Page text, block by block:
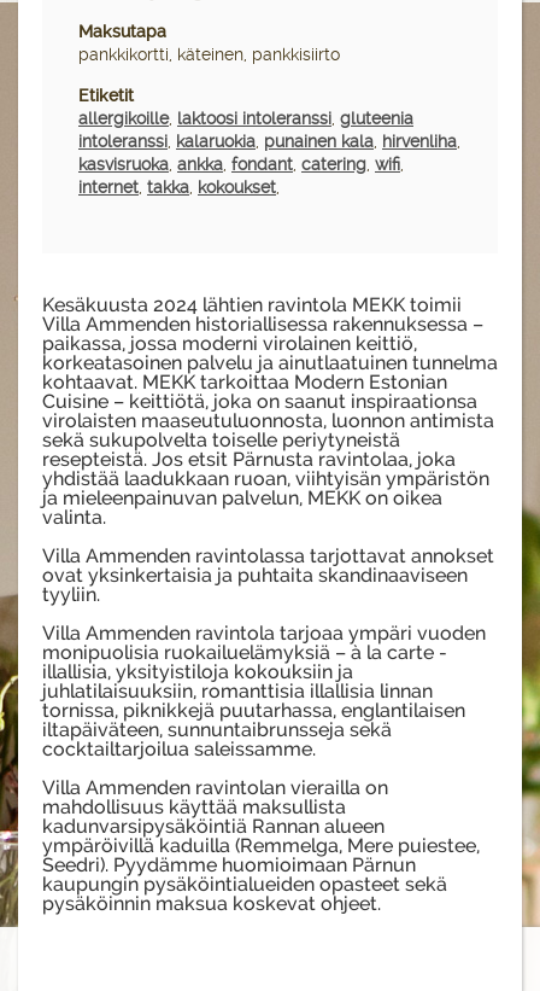
Maksutapa
pankkikortti, käteinen, pankkisiirto
Etiketit
allergikoille, laktoosi intoleranssi, gluteenia
intoleranssi, kalaruokia, punainen kala, hirvenliha,
kasvisruoka, ankka, fondant, catering, wifi,
internet, takka, kokoukset,
Kesäkuusta 2024 lähtien ravintola MEKK toimii
Villa Ammenden historiallisessa rakennuksessa –
paikassa, jossa moderni virolainen keittiö,
korkeatasoinen palvelu ja ainutlaatuinen tunnelma
kohtaavat. MEKK tarkoittaa Modern Estonian
Cuisine – keittiötä, joka on saanut inspiraationsa
virolaisten maaseutuluonnosta, luonnon antimista
sekä sukupolvelta toiselle periytyneistä
resepteistä. Jos etsit Pärnusta ravintolaa, joka
yhdistää laadukkaan ruoan, viihtyisän ympäristön
ja mieleenpainuvan palvelun, MEKK on oikea
valinta.
Villa Ammenden ravintolassa tarjottavat annokset
ovat yksinkertaisia ja puhtaita skandinaaviseen
tyyliin.
Villa Ammenden ravintola tarjoaa ympäri vuoden
monipuolisia ruokailuelämyksiä – à la carte -
illallisia, yksityistiloja kokouksiin ja
juhlatilaisuuksiin, romanttisia illallisia linnan
tornissa, piknikkejä puutarhassa, englantilaisen
iltapäiväteen, sunnuntaibrunsseja sekä
cocktailtarjoilua saleissamme.
Villa Ammenden ravintolan vierailla on
mahdollisuus käyttää maksullista
kadunvarsipysäköintiä Rannan alueen
ympäröivillä kaduilla (Remmelga, Mere puiestee,
Seedri). Pyydämme huomioimaan Pärnun
kaupungin pysäköintialueiden opasteet sekä
pysäköinnin maksua koskevat ohjeet.